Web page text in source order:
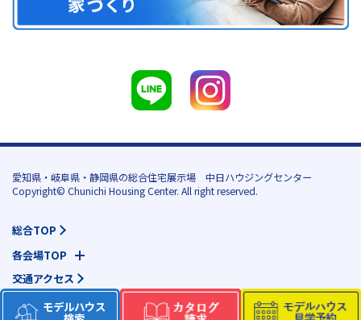
モデルハウス
愛知県・岐阜県・静岡県の総合住宅展示場 中日ハウジングセンター
Copyright© Chunichi Housing Center. All right reserved.
総合TOP
各会場TOP
交通アクセス
個人情報保護について